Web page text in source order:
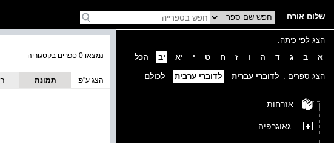
שלום אורח
הצג לפי כיתה:
א
ב ג ד ה ו ז ח ט י יא יב הכל
הצג ספרים : לדוברי עברית לדוברי ערבית לכולם
אזרחות
גאוגרפיה
נמצאו 0 ספרים בקטגוריה
הצג ע''פ:
תמונת